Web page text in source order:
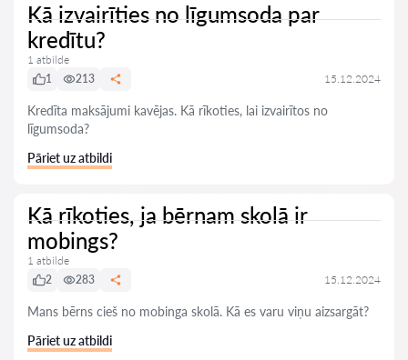
Kā izvairīties no līgumsoda par
kredītu?
1 atbilde
1
213 15.12.2024
Kredīta maksājumi kavējas. Kā rīkoties, lai izvairītos no
līgumsoda?
Pāriet uz atbildi
Kā rīkoties, ja bērnam skolā ir
mobings?
1 atbilde
2
283 15.12.2024
Mans bērns cieš no mobinga skolā. Kā es varu viņu aizsargāt?
Pāriet uz atbildi